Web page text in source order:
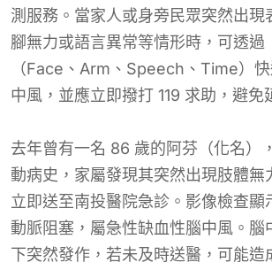
測服務。當家人或身旁民眾突然出現
腳無力或語言異常等情形時，可透過
（Face、Arm、Speech、Time）
中風，並應立即撥打 119 求助，避免
去年曾有一名 86 歲的阿芬（化名）
動病史，家屬發現其突然出現肢體無
立即送至南投醫院急診。影像檢查顯
動脈阻塞，屬急性缺血性腦中風。腦
下突然發作，若未及時送醫，可能造